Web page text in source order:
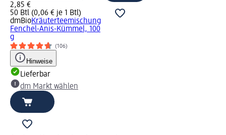
2,85 €
50 Btl (0,06 € je 1 Btl)
dmBioKräuterteemischung
Fenchel-Anis-Kümmel, 100
g
(106)
Hinweise
Lieferbar
dm Markt wählen